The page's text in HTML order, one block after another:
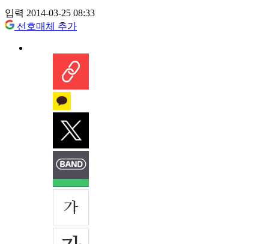
입력 2014-03-25 08:33
선호매체 추가